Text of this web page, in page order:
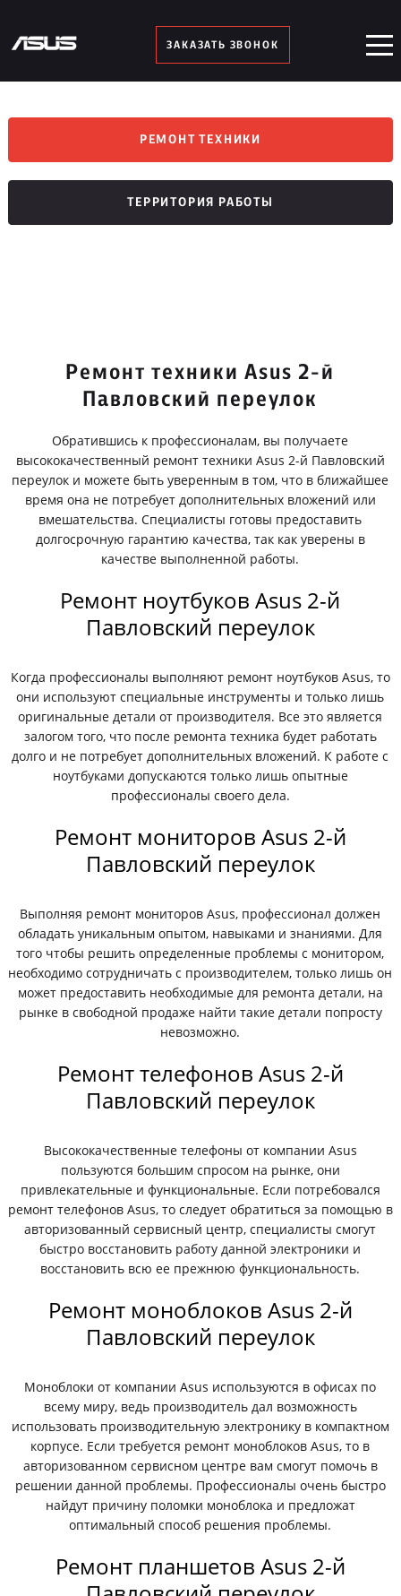
ЗАКАЗАТЬ ЗВОНОК
РЕМОНТ ТЕХНИКИ
ТЕРРИТОРИЯ РАБОТЫ
Ремонт техники Asus 2-й
Павловский переулок
Обратившись к профессионалам, вы получаете
высококачественный ремонт техники Asus 2-й Павловский
переулок и можете быть уверенным в том, что в ближайшее
время она не потребует дополнительных вложений или
вмешательства. Специалисты готовы предоставить
долгосрочную гарантию качества, так как уверены в
качестве выполненной работы.
Ремонт ноутбуков Asus 2-й
Павловский переулок
Когда профессионалы выполняют ремонт ноутбуков Asus, то
они используют специальные инструменты и только лишь
оригинальные детали от производителя. Все это является
залогом того, что после ремонта техника будет работать
долго и не потребует дополнительных вложений. К работе с
ноутбуками допускаются только лишь опытные
профессионалы своего дела.
Ремонт мониторов Asus 2-й
Павловский переулок
Выполняя ремонт мониторов Asus, профессионал должен
обладать уникальным опытом, навыками и знаниями. Для
того чтобы решить определенные проблемы с монитором,
необходимо сотрудничать с производителем, только лишь он
может предоставить необходимые для ремонта детали, на
рынке в свободной продаже найти такие детали попросту
невозможно.
Ремонт телефонов Asus 2-й
Павловский переулок
Высококачественные телефоны от компании Asus
пользуются большим спросом на рынке, они
привлекательные и функциональные. Если потребовался
ремонт телефонов Asus, то следует обратиться за помощью в
авторизованный сервисный центр, специалисты смогут
быстро восстановить работу данной электроники и
восстановить всю ее прежнюю функциональность.
Ремонт моноблоков Asus 2-й
Павловский переулок
Моноблоки от компании Asus используются в офисах по
всему миру, ведь производитель дал возможность
использовать производительную электронику в компактном
корпусе. Если требуется ремонт моноблоков Asus, то в
авторизованном сервисном центре вам смогут помочь в
решении данной проблемы. Профессионалы очень быстро
найдут причину поломки моноблока и предложат
оптимальный способ решения проблемы.
Ремонт планшетов Asus 2-й